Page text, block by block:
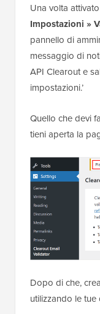
Una volta
Impostazioni »
pannello di
messaggio di
API Clearout e
impostazioni.’
Quello che devi
tieni aperta la
Dopo di che,
utilizzando le